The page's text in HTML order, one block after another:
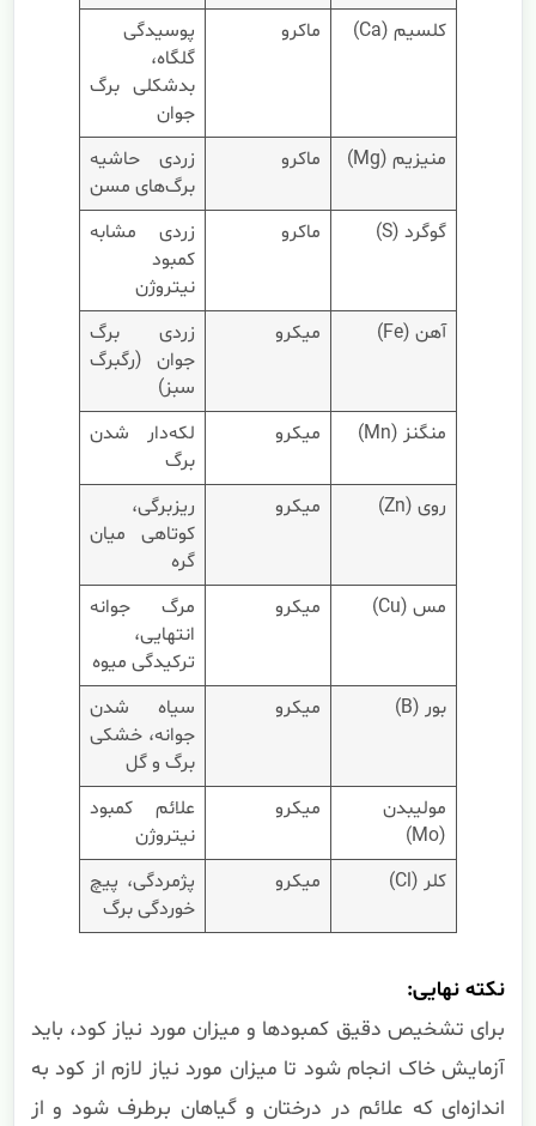
کلسیم (Ca)
ماکرو
پوسیدگی
گلگاه،
بدشکلی برگ
جوان
منیزیم (Mg)
ماکرو
زردی حاشیه
برگ‌های مسن
گوگرد (S)
ماکرو
زردی مشابه
کمبود
نیتروژن
آهن (Fe)
میکرو
زردی برگ
جوان (رگبرگ
سبز)
منگنز (Mn)
میکرو
لکه‌دار شدن
برگ
روی (Zn)
میکرو
ریزبرگی،
کوتاهی میان
گره
مس (Cu)
میکرو
مرگ جوانه
انتهایی،
ترکیدگی میوه
بور (B)
میکرو
سیاه شدن
جوانه، خشکی
برگ و گل
مولیبدن
(Mo)
میکرو
علائم کمبود
نیتروژن
کلر (Cl)
میکرو
پژمردگی، پیچ
خوردگی برگ
نکته نهایی:
برای تشخیص دقیق کمبودها و میزان مورد نیاز کود، باید
آزمایش خاک انجام شود تا میزان مورد نیاز لازم از کود به
اندازه‌ای که علائم در درختان و گیاهان برطرف شود و از